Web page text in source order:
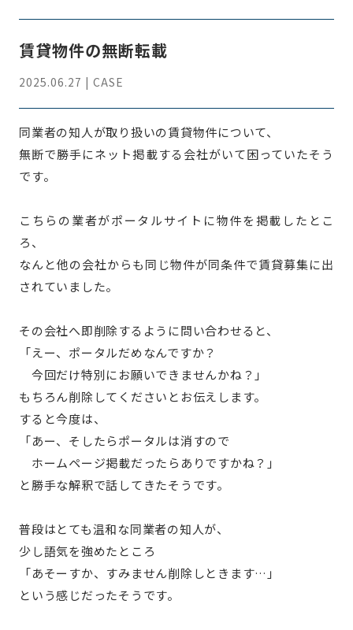
賃貸物件の無断転載
2025.06.27 | CASE
同業者の知人が取り扱いの賃貸物件について、
無断で勝手にネット掲載する会社がいて困っていたそう
です。
こちらの業者がポータルサイトに物件を掲載したとこ
ろ、
なんと他の会社からも同じ物件が同条件で賃貸募集に出
されていました。
その会社へ即削除するように問い合わせると、
「えー、ポータルだめなんですか？
今回だけ特別にお願いできませんかね？」
もちろん削除してくださいとお伝えします。
すると今度は、
「あー、そしたらポータルは消すので
ホームページ掲載だったらありですかね？」
と勝手な解釈で話してきたそうです。
普段はとても温和な同業者の知人が、
少し語気を強めたところ
「あそーすか、すみません削除しときます…」
という感じだったそうです。